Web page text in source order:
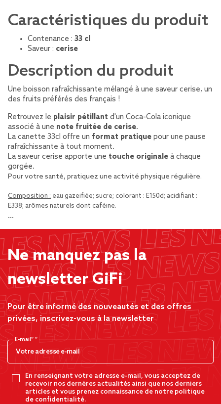
Caractéristiques du produit
Contenance : 33 cl
Saveur : cerise
Description du produit
Une boisson rafraîchissante mélangé à une saveur cerise, un
des fruits préférés des français !
Retrouvez le plaisir pétillant d'un Coca-Cola iconique
associé à une note fruitée de cerise.
La canette 33cl offre un format pratique pour une pause
rafraîchissante à tout moment.
La saveur cerise apporte une touche originale à chaque
gorgée.
Pour votre santé, pratiquez une activité physique régulière.
Composition : eau gazeifiée; sucre; colorant : E150d; acidifiant :
E338; arômes naturels dont caféine.
…
Ne manquez pas la
newsletter GiFi
Pour être informé des nouveautés et des offres
privées, inscrivez-vous à la newsletter
E-mail*
En renseignant votre adresse e-mail, vous acceptez de
recevoir nos dernères actualités ainsi que nos derniers
articles et vous prenez connaissance de notre politique
de confidentialité.